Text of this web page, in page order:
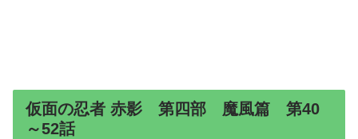
仮面の忍者 赤影 第四部 魔風篇 第40
～52話